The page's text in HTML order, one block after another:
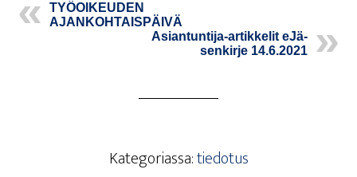
TYÖ­OI­KEU­DEN
AJANKOHTAISPÄIVÄ
Asian­tun­ti­ja-artik­ke­lit eJä­
sen­kir­je 14.6.2021
Kategoriassa:tiedotus